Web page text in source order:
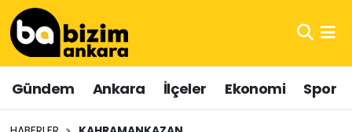
Gündem Ankara İlçeler Ekonomi Spor
Hava Durumu
Trafik Durumu